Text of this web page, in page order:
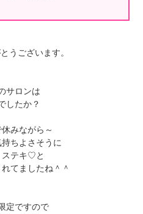
うございます。
サロンは
したか？
みながら～
ちよさそうに
ステキ♡と
てましたね＾＾
定ですので